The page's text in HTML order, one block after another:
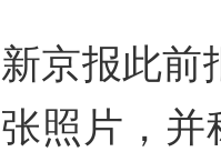
新京报此前
张照片，并